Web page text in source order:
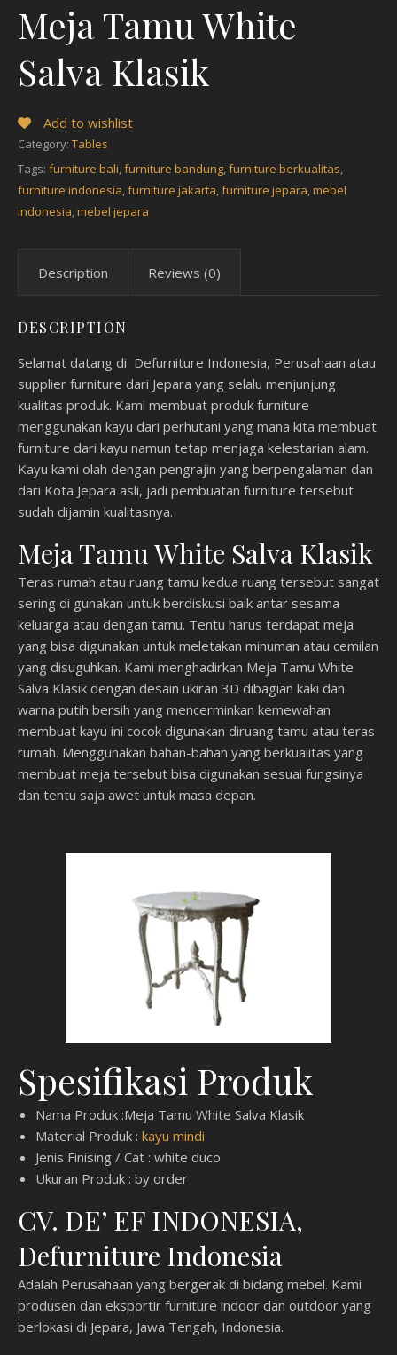
Meja Tamu White
Salva Klasik
Add to wishlist
Category: Tables
Tags: furniture bali,furniture bandung,furniture berkualitas,
furniture indonesia,furniture jakarta,furniture jepara,mebel
indonesia,mebel jepara
Description Reviews (0)
DESCRIPTION
Selamat datang di Defurniture Indonesia, Perusahaan atau
supplier furniture dari Jepara yang selalu menjunjung
kualitas produk. Kami membuat produk furniture
menggunakan kayu dari perhutani yang mana kita membuat
furniture dari kayu namun tetap menjaga kelestarian alam.
Kayu kami olah dengan pengrajin yang berpengalaman dan
dari Kota Jepara asli, jadi pembuatan furniture tersebut
sudah dijamin kualitasnya.
Meja Tamu White Salva Klasik
Teras rumah atau ruang tamu kedua ruang tersebut sangat
sering di gunakan untuk berdiskusi baik antar sesama
keluarga atau dengan tamu. Tentu harus terdapat meja
yang bisa digunakan untuk meletakan minuman atau cemilan
yang disuguhkan. Kami menghadirkan Meja Tamu White
Salva Klasik dengan desain ukiran 3D dibagian kaki dan
warna putih bersih yang mencerminkan kemewahan
membuat kayu ini cocok digunakan diruang tamu atau teras
rumah. Menggunakan bahan-bahan yang berkualitas yang
membuat meja tersebut bisa digunakan sesuai fungsinya
dan tentu saja awet untuk masa depan.
Spesifikasi Produk
Nama Produk :Meja Tamu White Salva Klasik
Material Produk : kayu mindi
Jenis Finising / Cat : white duco
Ukuran Produk : by order
CV. DE’ EF INDONESIA,
Defurniture Indonesia
Adalah Perusahaan yang bergerak di bidang mebel. Kami
produsen dan eksportir furniture indoor dan outdoor yang
berlokasi di Jepara, Jawa Tengah, Indonesia.